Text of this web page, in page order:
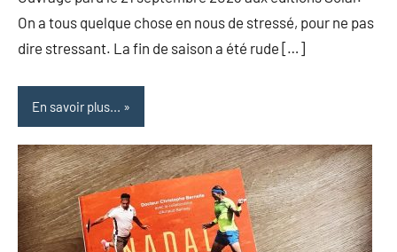
On a tous quelque chose en nous de stressé, pour ne pas
dire stressant. La fin de saison a été rude […]
En savoir plus...